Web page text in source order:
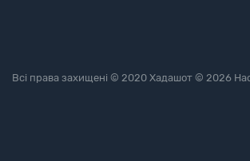
Всі права захищені © 2020 Хадашот © 2026